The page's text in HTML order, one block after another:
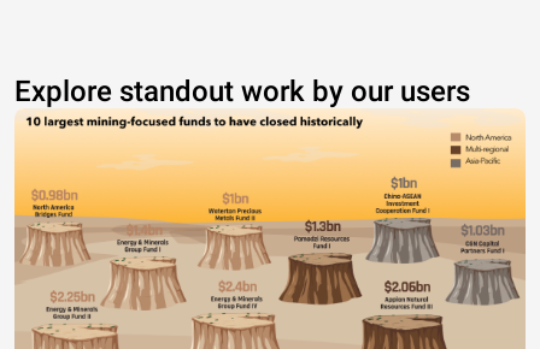
Explore standout work by our users